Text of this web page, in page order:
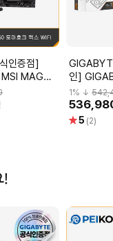
MAG
맥스 WIFI
GIGABYTE [9%
인]
AORUS
트
1 % ↓
별5 (2)
!